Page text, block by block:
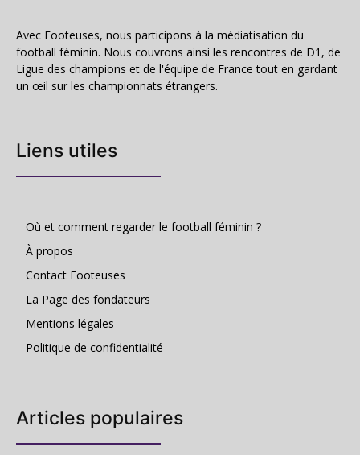
Avec Footeuses, nous participons à la médiatisation du
football féminin. Nous couvrons ainsi les rencontres de D1, de
Ligue des champions et de l'équipe de France tout en gardant
un œil sur les championnats étrangers.
Liens utiles
Où et comment regarder le football féminin ?
À propos
Contact Footeuses
La Page des fondateurs
Mentions légales
Politique de confidentialité
Articles populaires